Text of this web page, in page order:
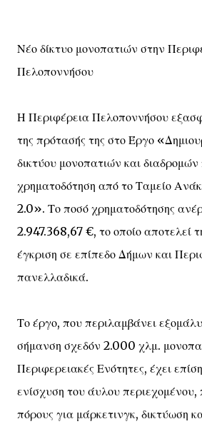
Νέο δίκτυο μονοπατιών στην
Πελοποννήσου
Η Περιφέρεια Πελοποννήσου
της πρότασής της στο Έργο
δικτύου μονοπατιών και
χρηματοδότηση από το Ταμείο
2.0». Το ποσό χρηματοδότησης
2.947.368,67 €, το οποίο αποτελεί
έγκριση σε επίπεδο Δήμων και
πανελλαδικά.
Το έργο, που περιλαμβάνει
σήμανση σχεδόν 2.000 χλμ.
Περιφερειακές Ενότητες, έχει
ενίσχυση του άυλου
πόρους για μάρκετινγκ, δικτύωση